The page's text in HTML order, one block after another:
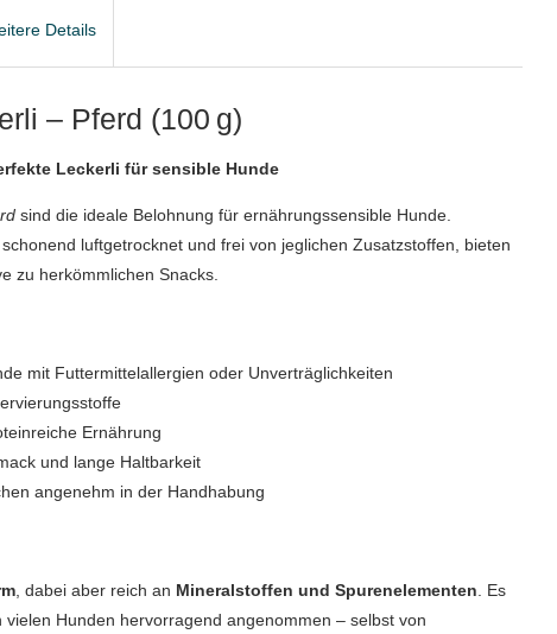
Details
– Pferd (100 g)
Leckerli für sensible Hunde
sind die ideale Belohnung für ernährungssensible Hunde.
schonend luftgetrocknet und frei von jeglichen Zusatzstoffen, bieten
zu herkömmlichen Snacks.
mit Futtermittelallergien oder Unverträglichkeiten
Ernährung
und lange Haltbarkeit
angenehm in der Handhabung
, dabei aber reich an Mineralstoffen und Spurenelementen. Es
Hunden hervorragend angenommen – selbst von